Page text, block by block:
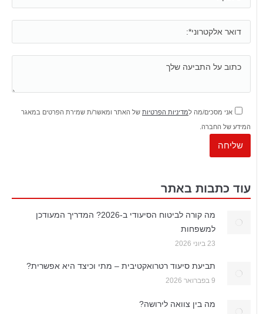
אני מסכים/מה למדיניות הפרטיות של האתר ומאשר/ת שמירת הפרטים במאגר
המידע של החברה.
עוד כתבות באתר
מה קורה לביטוח הסיעודי ב-2026? המדריך המעודכן
למשפחות
23 ביוני 2026
תביעת סיעוד רטרואקטיבית – מתי וכיצד היא אפשרית?
9 בפברואר 2026
מה בין צוואה לירושה?